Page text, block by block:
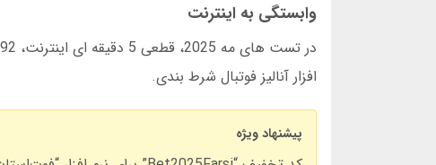
وابستگی به اینترنت
افزار آنالیز فوتبال شرط بندی.
پیشنهاد ویژه